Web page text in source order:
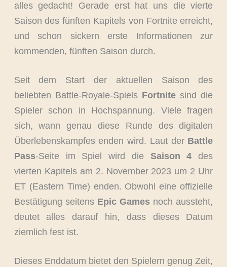
alles gedacht! Gerade erst hat uns die vierte
Saison des fünften Kapitels von Fortnite erreicht,
und schon sickern erste Informationen zur
kommenden, fünften Saison durch.
Seit dem Start der aktuellen Saison des
beliebten Battle-Royale-Spiels Fortnite sind die
Spieler schon in Hochspannung. Viele fragen
sich, wann genau diese Runde des digitalen
Überlebenskampfes enden wird. Laut der Battle
Pass-Seite im Spiel wird die Saison 4 des
vierten Kapitels am 2. November 2023 um 2 Uhr
ET (Eastern Time) enden. Obwohl eine offizielle
Bestätigung seitens Epic Games noch aussteht,
deutet alles darauf hin, dass dieses Datum
ziemlich fest ist.
Dieses Enddatum bietet den Spielern genug Zeit,